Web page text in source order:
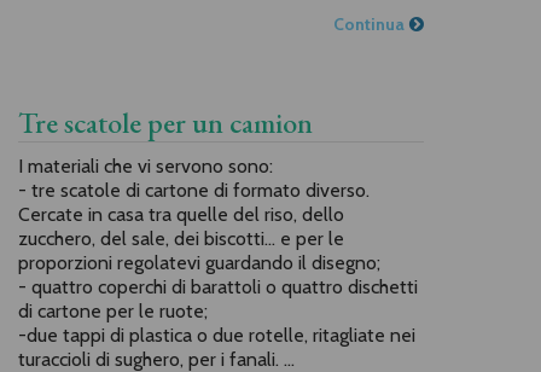
Continua
Tre scatole per un camion
I materiali che vi servono sono:
- tre scatole di cartone di formato diverso.
Cercate in casa tra quelle del riso, dello
zucchero, del sale, dei biscotti... e per le
proporzioni regolatevi guardando il disegno;
- quattro coperchi di barattoli o quattro dischetti
di cartone per le ruote;
-due tappi di plastica o due rotelle, ritagliate nei
turaccioli di sughero, per i fanali. ...